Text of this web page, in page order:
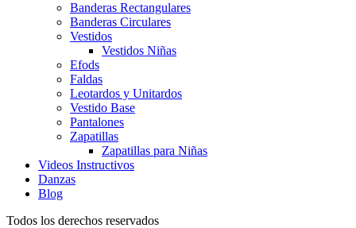
Banderas Rectangulares
Banderas Circulares
Vestidos
Vestidos Niñas
Efods
Faldas
Leotardos y Unitardos
Vestido Base
Pantalones
Zapatillas
Zapatillas para Niñas
Videos Instructivos
Danzas
Blog
Todos los derechos reservados